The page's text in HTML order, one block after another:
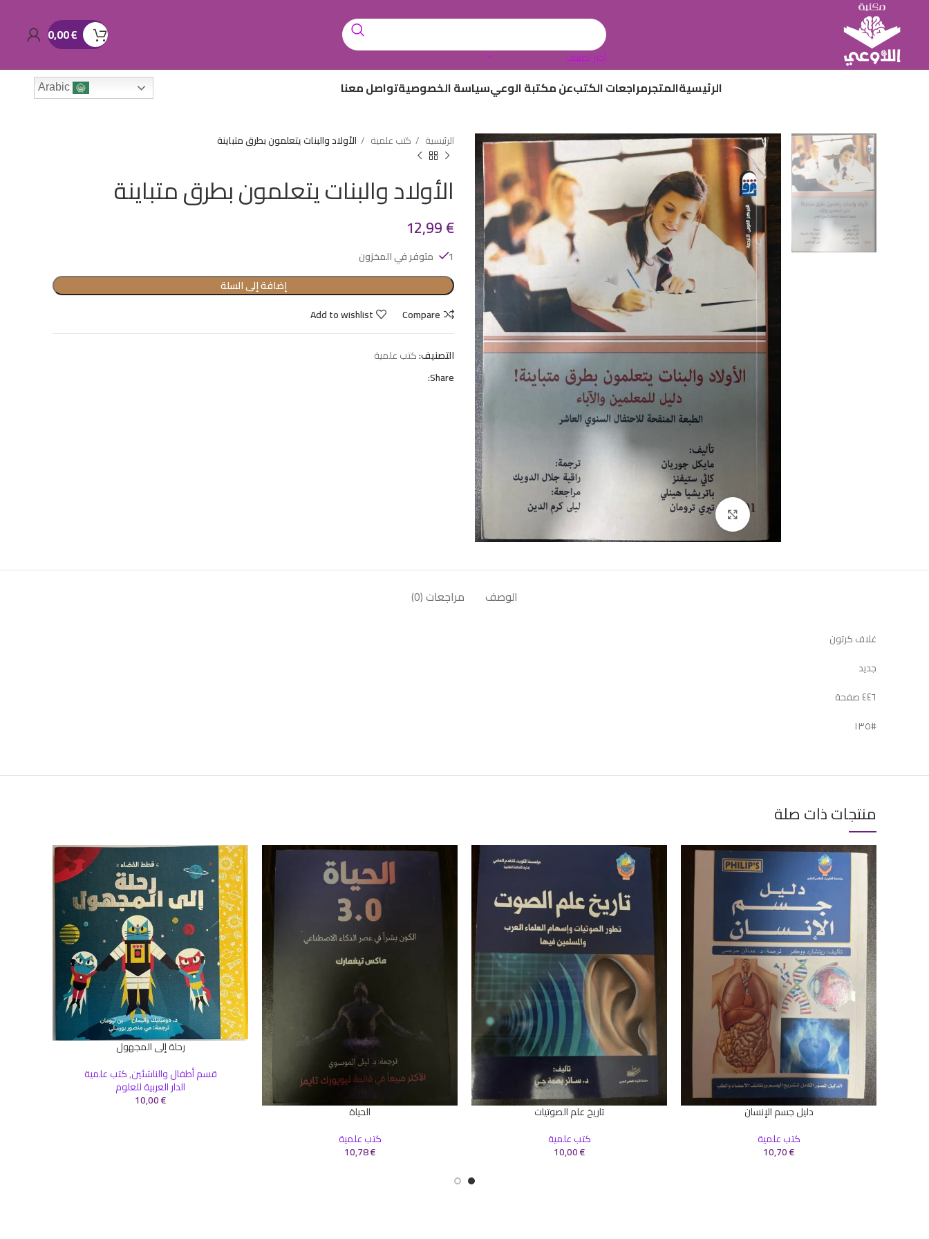
أختر تصنيف
0,00€
الرئيسيةالمتجرمراجعات الكتبعن مكتبة الوعيسياسة الخصوصيةتواصل معنا Arabic
Click to enlarge
الرئيسية كتب علمية الأولاد والبنات يتعلمون بطرق متباينة
الأولاد والبنات يتعلمون بطرق متباينة
12,99€
1 متوفر في المخزون
إضافة إلى السلة
Compare
Add to wishlist
التصنيف:كتب علمية
Share:
الوصف مراجعات (0)
غلاف كرتون
جديد
٤٤٦ صفحة
#١٣٥
منتجات ذات صلة
دليل جسم الإنسان
كتب علمية
10,70€
تاريخ علم الصوتيات
كتب علمية
10,00€
الحياة
كتب علمية
10,78€
رحلة إلى المجهول
قسم أطفال والناشئين,كتب علمية
الدار العربية للعلوم
10,00€